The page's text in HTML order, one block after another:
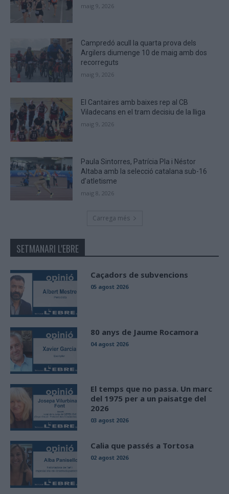
you
maig 9, 2026
Campredó acull la quarta prova dels
Argilers diumenge 10 de maig amb dos
recorreguts
maig 9, 2026
El Cantaires amb baixes rep al CB
Viladecans en el tram decisiu de la lliga
maig 9, 2026
Paula Sintorres, Patrícia Pla i Néstor
Altaba amb la selecció catalana sub-16
d’atletisme
maig 8, 2026
Carrega més
SETMANARI L'EBRE
Caçadors de subvencions
05 agost 2026
80 anys de Jaume Rocamora
04 agost 2026
El temps que no passa. Un marc
del 1975 per a un paisatge del
2026
03 agost 2026
Calia que passés a Tortosa
02 agost 2026